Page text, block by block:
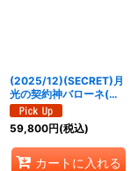
(2025/12)(SECRET)月
光の契約神バローネ(ア
ニメ背景)【契約X-
SEC】{BSC50-CX03}
《白》
59,800円(税込)
カートに入れる